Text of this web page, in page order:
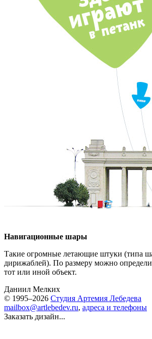
Навигационные шары
Такие огромные летающие штуки (типа
дирижаблей). По размеру можно
тот или иной объект.
Даниил Мелких
© 1995–2026 Студия Артемия Лебедева
mailbox@artlebedev.ru, адреса и телефоны
Заказать дизайн...